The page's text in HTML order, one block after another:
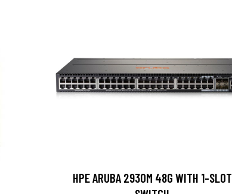
HPE ARUBA 2930M 48G WITH 1-SLOT